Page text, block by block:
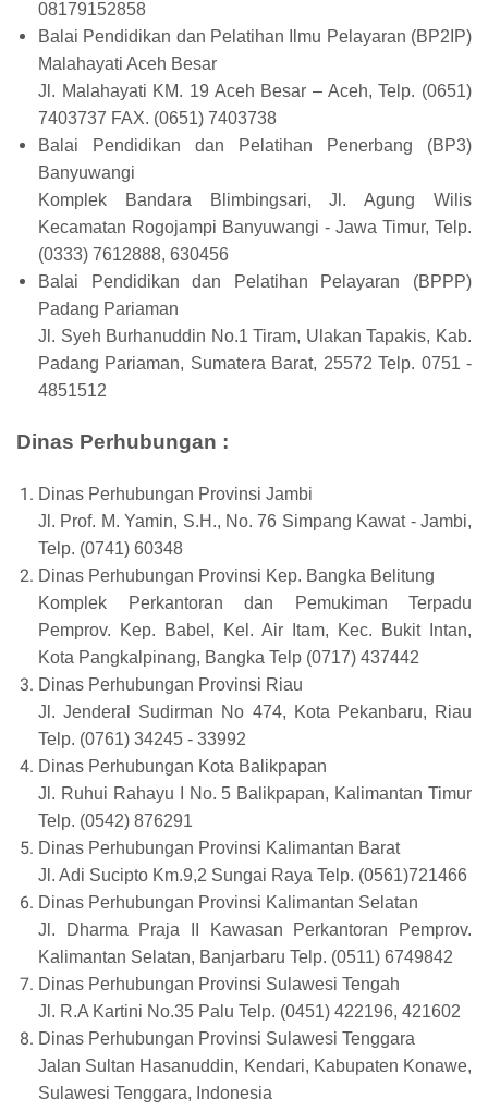
08179152858
Balai Pendidikan dan Pelatihan Ilmu Pelayaran (BP2IP)
Malahayati Aceh Besar
Jl. Malahayati KM. 19 Aceh Besar – Aceh, Telp. (0651)
7403737 FAX. (0651) 7403738
Balai Pendidikan dan Pelatihan Penerbang (BP3)
Banyuwangi
Komplek Bandara Blimbingsari, Jl. Agung Wilis
Kecamatan Rogojampi Banyuwangi - Jawa Timur, Telp.
(0333) 7612888, 630456
Balai Pendidikan dan Pelatihan Pelayaran (BPPP)
Padang Pariaman
Jl. Syeh Burhanuddin No.1 Tiram, Ulakan Tapakis, Kab.
Padang Pariaman, Sumatera Barat, 25572 Telp. 0751 -
4851512
Dinas Perhubungan :
Dinas Perhubungan Provinsi Jambi
Jl. Prof. M. Yamin, S.H., No. 76 Simpang Kawat - Jambi,
Telp. (0741) 60348
Dinas Perhubungan Provinsi Kep. Bangka Belitung
Komplek Perkantoran dan Pemukiman Terpadu
Pemprov. Kep. Babel, Kel. Air Itam, Kec. Bukit Intan,
Kota Pangkalpinang, Bangka Telp (0717) 437442
Dinas Perhubungan Provinsi Riau
Jl. Jenderal Sudirman No 474, Kota Pekanbaru, Riau
Telp. (0761) 34245 - 33992
Dinas Perhubungan Kota Balikpapan
Jl. Ruhui Rahayu I No. 5 Balikpapan, Kalimantan Timur
Telp. (0542) 876291
Dinas Perhubungan Provinsi Kalimantan Barat
Jl. Adi Sucipto Km.9,2 Sungai Raya Telp. (0561)721466
Dinas Perhubungan Provinsi Kalimantan Selatan
Jl. Dharma Praja II Kawasan Perkantoran Pemprov.
Kalimantan Selatan, Banjarbaru Telp. (0511) 6749842
Dinas Perhubungan Provinsi Sulawesi Tengah
Jl. R.A Kartini No.35 Palu Telp. (0451) 422196, 421602
Dinas Perhubungan Provinsi Sulawesi Tenggara
Jalan Sultan Hasanuddin, Kendari, Kabupaten Konawe,
Sulawesi Tenggara, Indonesia